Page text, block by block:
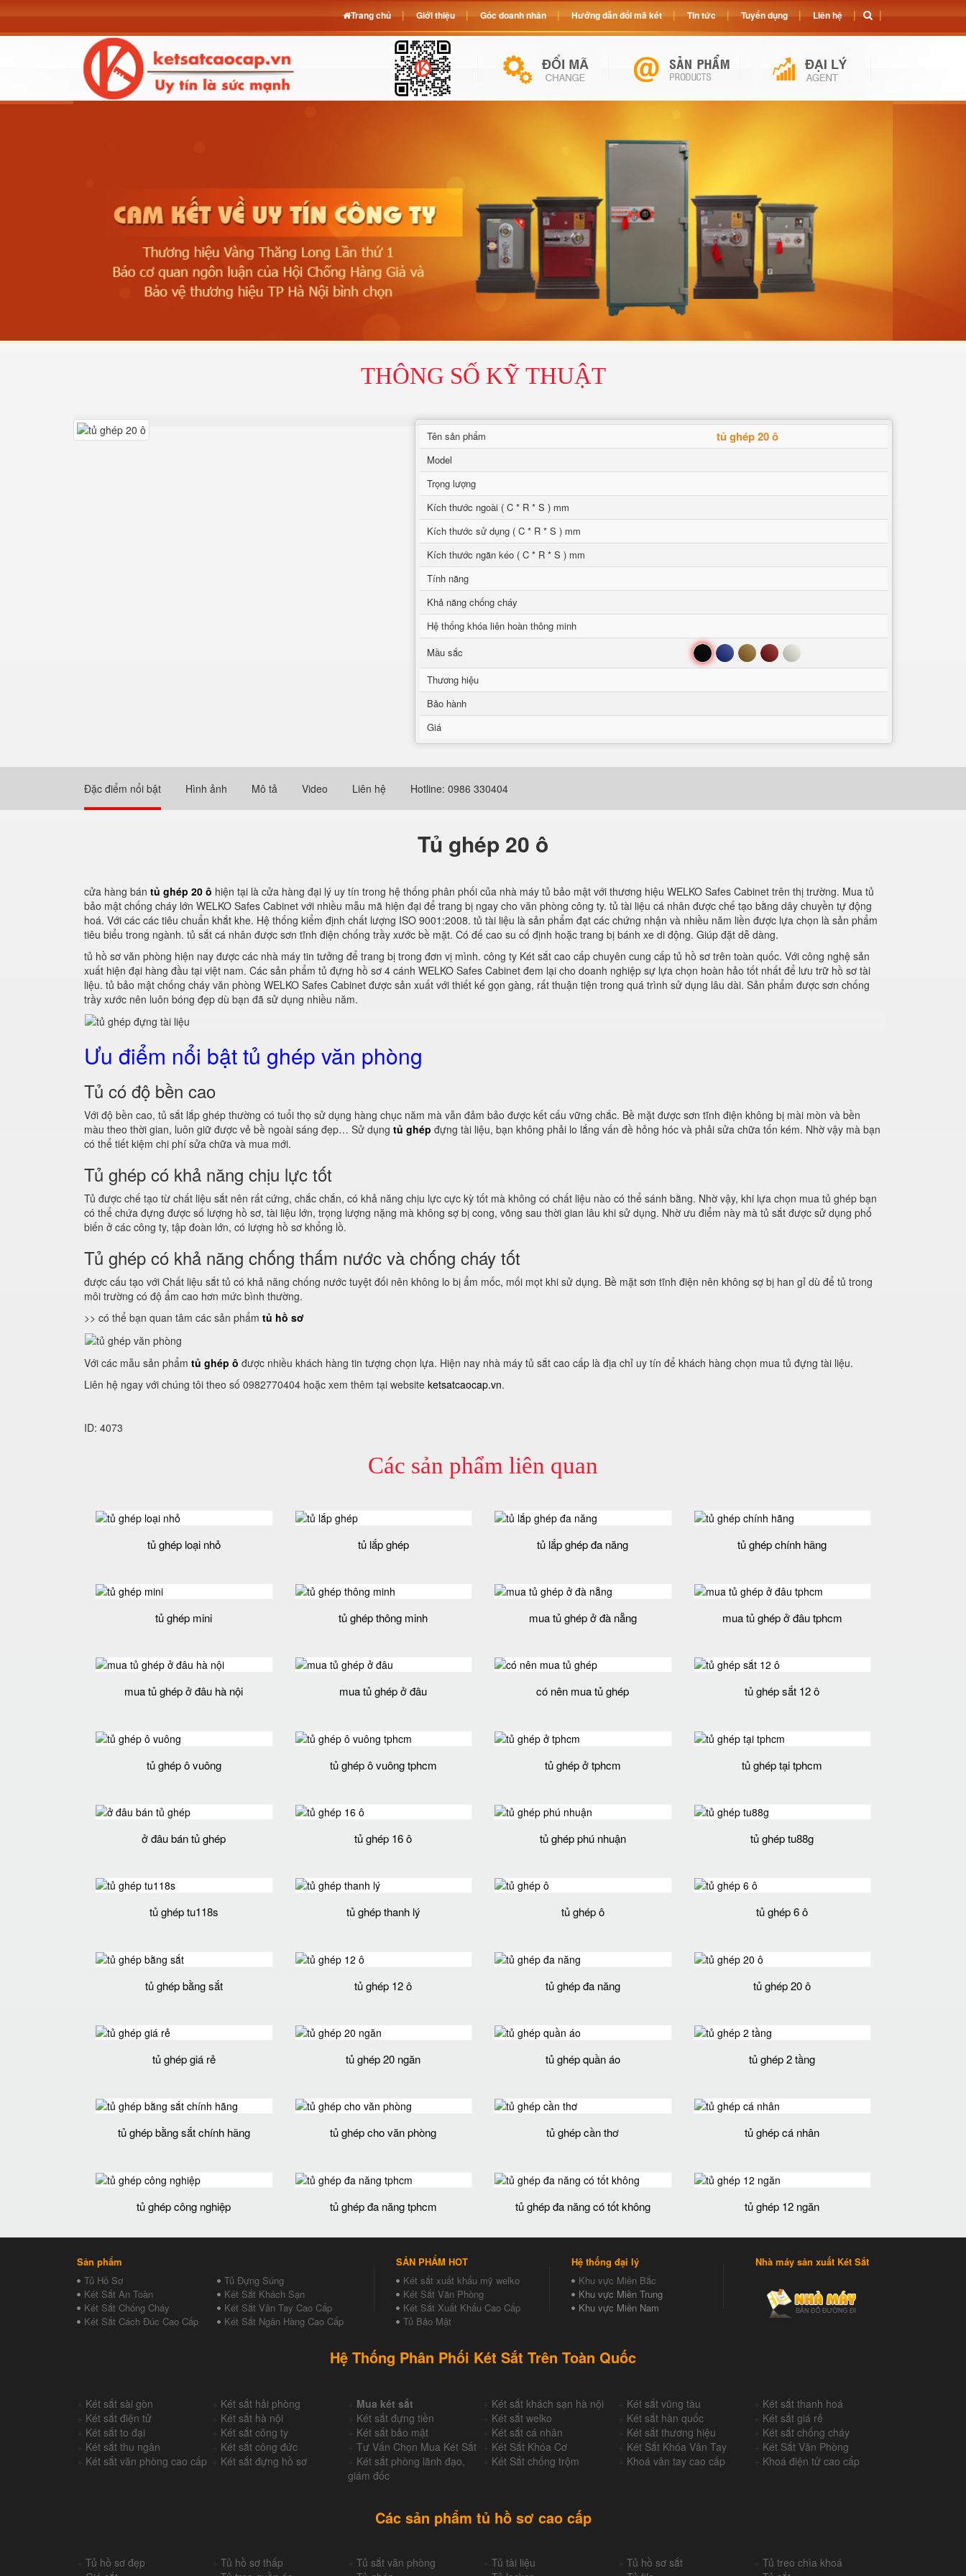
THÔNG SỐ KỸ THUẬT
Tên sản phẩm tủ ghép 20 ô
Model
Trọng lượng
Kích thước ngoài ( C * R * S ) mm
Kích thước sử dụng ( C * R * S ) mm
Kích thước ngăn kéo ( C * R * S ) mm
Tính năng
Khả năng chống cháy
Hệ thống khóa liên hoàn thông minh
Mầu sắc
Đen Xanh Nâu Đỏ Trắng
Thương hiệu
Bảo hành
Giá
Đặc điểm nổi bật Hình ảnh Mô tả Video Liên hệ Hotline: 0986 330404
Tủ ghép 20 ô
cửa hàng bán tủ ghép 20 ô hiện tại là cửa hàng đại lý uy tín trong hệ thống phân phối của nhà máy tủ bảo mật với thương hiệu WELKO Safes Cabinet trên thị trường. Mua tủ
bảo mật chống cháy lớn WELKO Safes Cabinet với nhiều mẫu mã hiện đại để trang bị ngay cho văn phòng công ty. tủ tài liệu cá nhân được chế tạo bằng dây chuyền tự động
hoá. Với các các tiêu chuẩn khắt khe. Hệ thống kiểm định chất lượng ISO 9001:2008. tủ tài liệu là sản phẩm đạt các chứng nhận và nhiều năm liền được lựa chọn là sản phẩm
tiêu biểu trong ngành. tủ sắt cá nhân được sơn tĩnh điện chống trầy xước bề mặt. Có đế cao su cố định hoặc trang bị bánh xe di động. Giúp đặt dễ dàng.
tủ hồ sơ văn phòng hiện nay được các nhà máy tin tưởng để trang bị trong đơn vị mình. công ty Két sắt cao cấp chuyên cung cấp tủ hồ sơ trên toàn quốc. Với công nghệ sản
xuất hiện đại hàng đầu tại việt nam. Các sản phẩm tủ đựng hồ sơ 4 cánh WELKO Safes Cabinet đem lại cho doanh nghiệp sự lựa chọn hoàn hảo tốt nhất để lưu trữ hồ sơ tài
liệu. tủ bảo mật chống cháy văn phòng WELKO Safes Cabinet được sản xuất với thiết kế gọn gàng, rất thuận tiện trong quá trình sử dụng lâu dài. Sản phẩm được sơn chống
trầy xước nên luôn bóng đẹp dù bạn đã sử dụng nhiều năm.
Ưu điểm nổi bật tủ ghép văn phòng
Tủ có độ bền cao
Với độ bền cao, tủ sắt lắp ghép thường có tuổi thọ sử dụng hàng chục năm mà vẫn đảm bảo được kết cấu vững chắc. Bề mặt được sơn tĩnh điện không bị mài mòn và bền
màu theo thời gian, luôn giữ được vẻ bề ngoài sáng đẹp… Sử dụng tủ ghép đựng tài liệu, bạn không phải lo lắng vấn đề hỏng hóc và phải sửa chữa tốn kém. Nhờ vậy mà bạn
có thể tiết kiệm chi phí sửa chữa và mua mới.
Tủ ghép có khả năng chịu lực tốt
Tủ được chế tạo từ chất liệu sắt nên rất cứng, chắc chắn, có khả năng chịu lực cực kỳ tốt mà không có chất liệu nào có thể sánh bằng. Nhờ vậy, khi lựa chọn mua tủ ghép bạn
có thể chứa đựng được số lượng hồ sơ, tài liệu lớn, trọng lượng nặng mà không sợ bị cong, võng sau thời gian lâu khi sử dụng. Nhờ ưu điểm này mà tủ sắt được sử dụng phổ
biến ở các công ty, tập đoàn lớn, có lượng hồ sơ khổng lồ.
Tủ ghép có khả năng chống thấm nước và chống cháy tốt
được cấu tạo với Chất liệu sắt tủ có khả năng chống nước tuyệt đối nên không lo bị ẩm mốc, mối mọt khi sử dụng. Bề mặt sơn tĩnh điện nên không sợ bị han gỉ dù để tủ trong
môi trường có độ ẩm cao hơn mức bình thường.
>> có thể bạn quan tâm các sản phẩm tủ hồ sơ
Với các mẫu sản phẩm tủ ghép ô được nhiều khách hàng tin tượng chọn lựa. Hiện nay nhà máy tủ sắt cao cấp là địa chỉ uy tín để khách hàng chọn mua tủ đựng tài liệu.
Liên hệ ngay với chúng tôi theo số 0982770404 hoặc xem thêm tại website ketsatcaocap.vn.
ID: 4073
Các sản phẩm liên quan
tủ ghép loại nhỏ tủ lắp ghép tủ lắp ghép đa năng tủ ghép chính hãng
tủ ghép mini tủ ghép thông minh mua tủ ghép ở đà nẵng mua tủ ghép ở đâu tphcm
mua tủ ghép ở đâu hà nội mua tủ ghép ở đâu có nên mua tủ ghép tủ ghép sắt 12 ô
tủ ghép ô vuông tủ ghép ô vuông tphcm tủ ghép ở tphcm tủ ghép tại tphcm
ở đâu bán tủ ghép tủ ghép 16 ô tủ ghép phú nhuận tủ ghép tu88g
tủ ghép tu118s tủ ghép thanh lý tủ ghép ô tủ ghép 6 ô
tủ ghép bằng sắt tủ ghép 12 ô tủ ghép đa năng tủ ghép 20 ô
tủ ghép giá rẻ tủ ghép 20 ngăn tủ ghép quần áo tủ ghép 2 tầng
tủ ghép bằng sắt chính hãng tủ ghép cho văn phòng tủ ghép cần thơ tủ ghép cá nhân
tủ ghép công nghiệp tủ ghép đa năng tphcm tủ ghép đa năng có tốt không tủ ghép 12 ngăn
Sản phẩm
Tủ Hồ Sơ
Tủ Đựng Súng
Két Sắt An Toàn
Két Sắt Khách Sạn
Két Sắt Chống Cháy
Két Sắt Vân Tay Cao Cấp
Két Sắt Cách Đúc Cao Cấp
Két Sắt Ngân Hàng Cao Cấp
SẢN PHẨM HOT
Két sắt xuất khẩu mỹ welko
Két Sắt Văn Phòng
Két Sắt Xuất Khẩu Cao Cấp
Tủ Bảo Mật
Hệ thống đại lý
Khu vực Miền Bắc
Khu vực Miền Trung
Khu vực Miền Nam
Nhà máy sản xuất Két Sắt
Hệ Thống Phân Phối Két Sắt Trên Toàn Quốc
Két sắt sài gòn Két sắt hải phòng Mua két sắt Két sắt khách sạn hà nội Két sắt vũng tàu
Két sắt thanh hoá
Két sắt điện tử Két sắt hà nội Két sắt đựng tiền Két sắt welko Két sắt hàn quốc
Két sắt giá rẻ
Két sắt to đại Két sắt công ty Két sắt bảo mật Két sắt cá nhân Két sắt thương hiệu
Két sắt chống cháy
Két sắt thu ngân Két sắt công đức Tư Vấn Chọn Mua Két Sắt Két Sắt Khóa Cơ Két Sắt Khóa Vân Tay
Két Sắt Văn Phòng
Két sắt văn phòng cao cấp Két sắt đựng hồ sơ
Két sắt phòng lãnh đạo,
giám đốc
Két Sắt chống trộm Khoá vân tay cao cấp Khoá điện tử cao cấp
Các sản phẩm tủ hồ sơ cao cấp
Tủ hồ sơ đẹp +Tủ hồ sơ thấp Tủ sắt văn phòng Tủ tài liệu +Tủ hồ sơ sắt
Tủ treo chìa khoá
Trang chủ Giới thiệu Góc doanh nhân Hướng dẫn đổi mã két Tin tức Tuyển dụng Liên hệ